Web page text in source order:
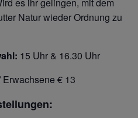
Natur wieder Ordnung zu
15 Uhr & 16.30 Uhr
Erwachsene € 13